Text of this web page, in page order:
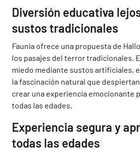
Diversión educativa
sustos tradicionales
Faunia ofrece una propuesta de
los pasajes del terror tradicionales.
miedo mediante sustos artificiales,
la fascinación natural que
crear una experiencia emocionante
todas las edades.
Experiencia segura y
todas las edades